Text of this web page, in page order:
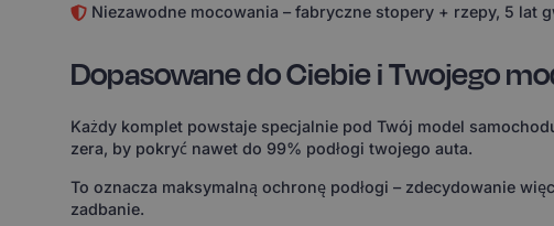
Niezawodne mocowania – fabryczne stopery + rzepy, 5 lat
Dopasowane do Ciebie i Twojego
Każdy komplet powstaje specjalnie pod Twój model
zera, by pokryć nawet do 99% podłogi twojego auta.
To oznacza maksymalną ochronę podłogi – zdecydowanie
zadbanie.